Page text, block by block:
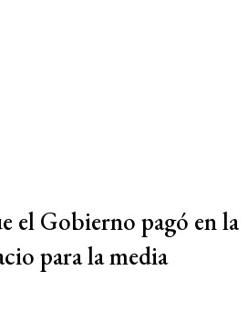
el Gobierno pagó en la
para la media